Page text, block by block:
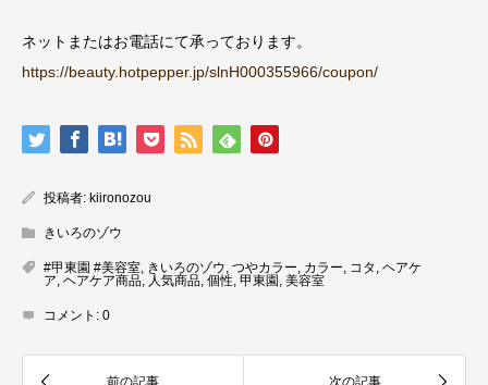
ネットまたはお電話にて承っております。
https://beauty.hotpepper.jp/slnH000355966/coupon/
投稿者: kiironozou
きいろのゾウ
#甲東園 #美容室 きいろのゾウ つやカラー カラー コタ ヘアケ
ア ヘアケア商品 人気商品 個性 甲東園 美容室
コメント: 0